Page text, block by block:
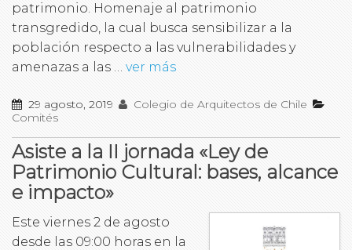
patrimonio. Homenaje al patrimonio
transgredido, la cual busca sensibilizar a la
población respecto a las vulnerabilidades y
amenazas a las … ver más
29 agosto, 2019
Colegio de Arquitectos de Chile
Comités
Asiste a la II jornada «Ley de
Patrimonio Cultural: bases, alcance
e impacto»
Este viernes 2 de agosto
desde las 09:00 horas en la